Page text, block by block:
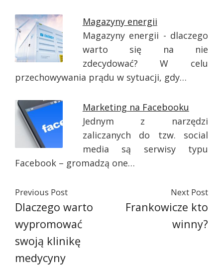
Magazyny energii
Magazyny energii - dlaczego
warto się na nie
zdecydować? W celu
przechowywania prądu w sytuacji, gdy…
Marketing na Facebooku
Jednym z narzędzi
zaliczanych do tzw. social
media są serwisy typu
Facebook – gromadzą one…
Previous Post
Dlaczego warto
wypromować
swoją klinikę
medycyny
Next Post
Frankowicze kto
winny?